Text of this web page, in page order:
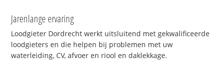
Jarenlange ervaring
Loodgieter Dordrecht werkt uitsluitend met gekwalificeerde
loodgieters en die helpen bij problemen met uw
waterleiding, CV, afvoer en riool en daklekkage.